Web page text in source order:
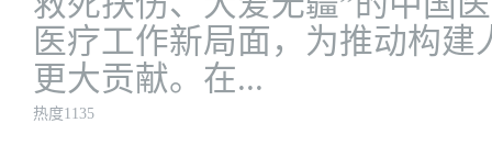
医疗工作新局面，为推动构
更大贡献。在...
热度1135